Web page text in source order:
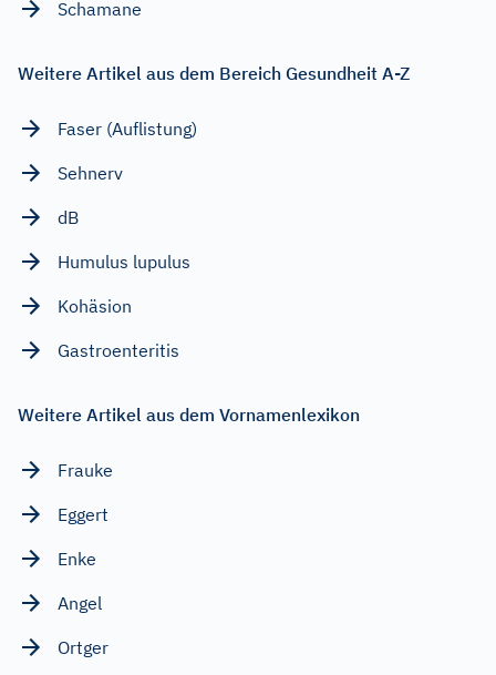
Schamane
Weitere Artikel aus dem Bereich Gesundheit A-Z
Faser (Auflistung)
Sehnerv
dB
Humulus lupulus
Kohäsion
Gastroenteritis
Weitere Artikel aus dem Vornamenlexikon
Frauke
Eggert
Enke
Angel
Ortger